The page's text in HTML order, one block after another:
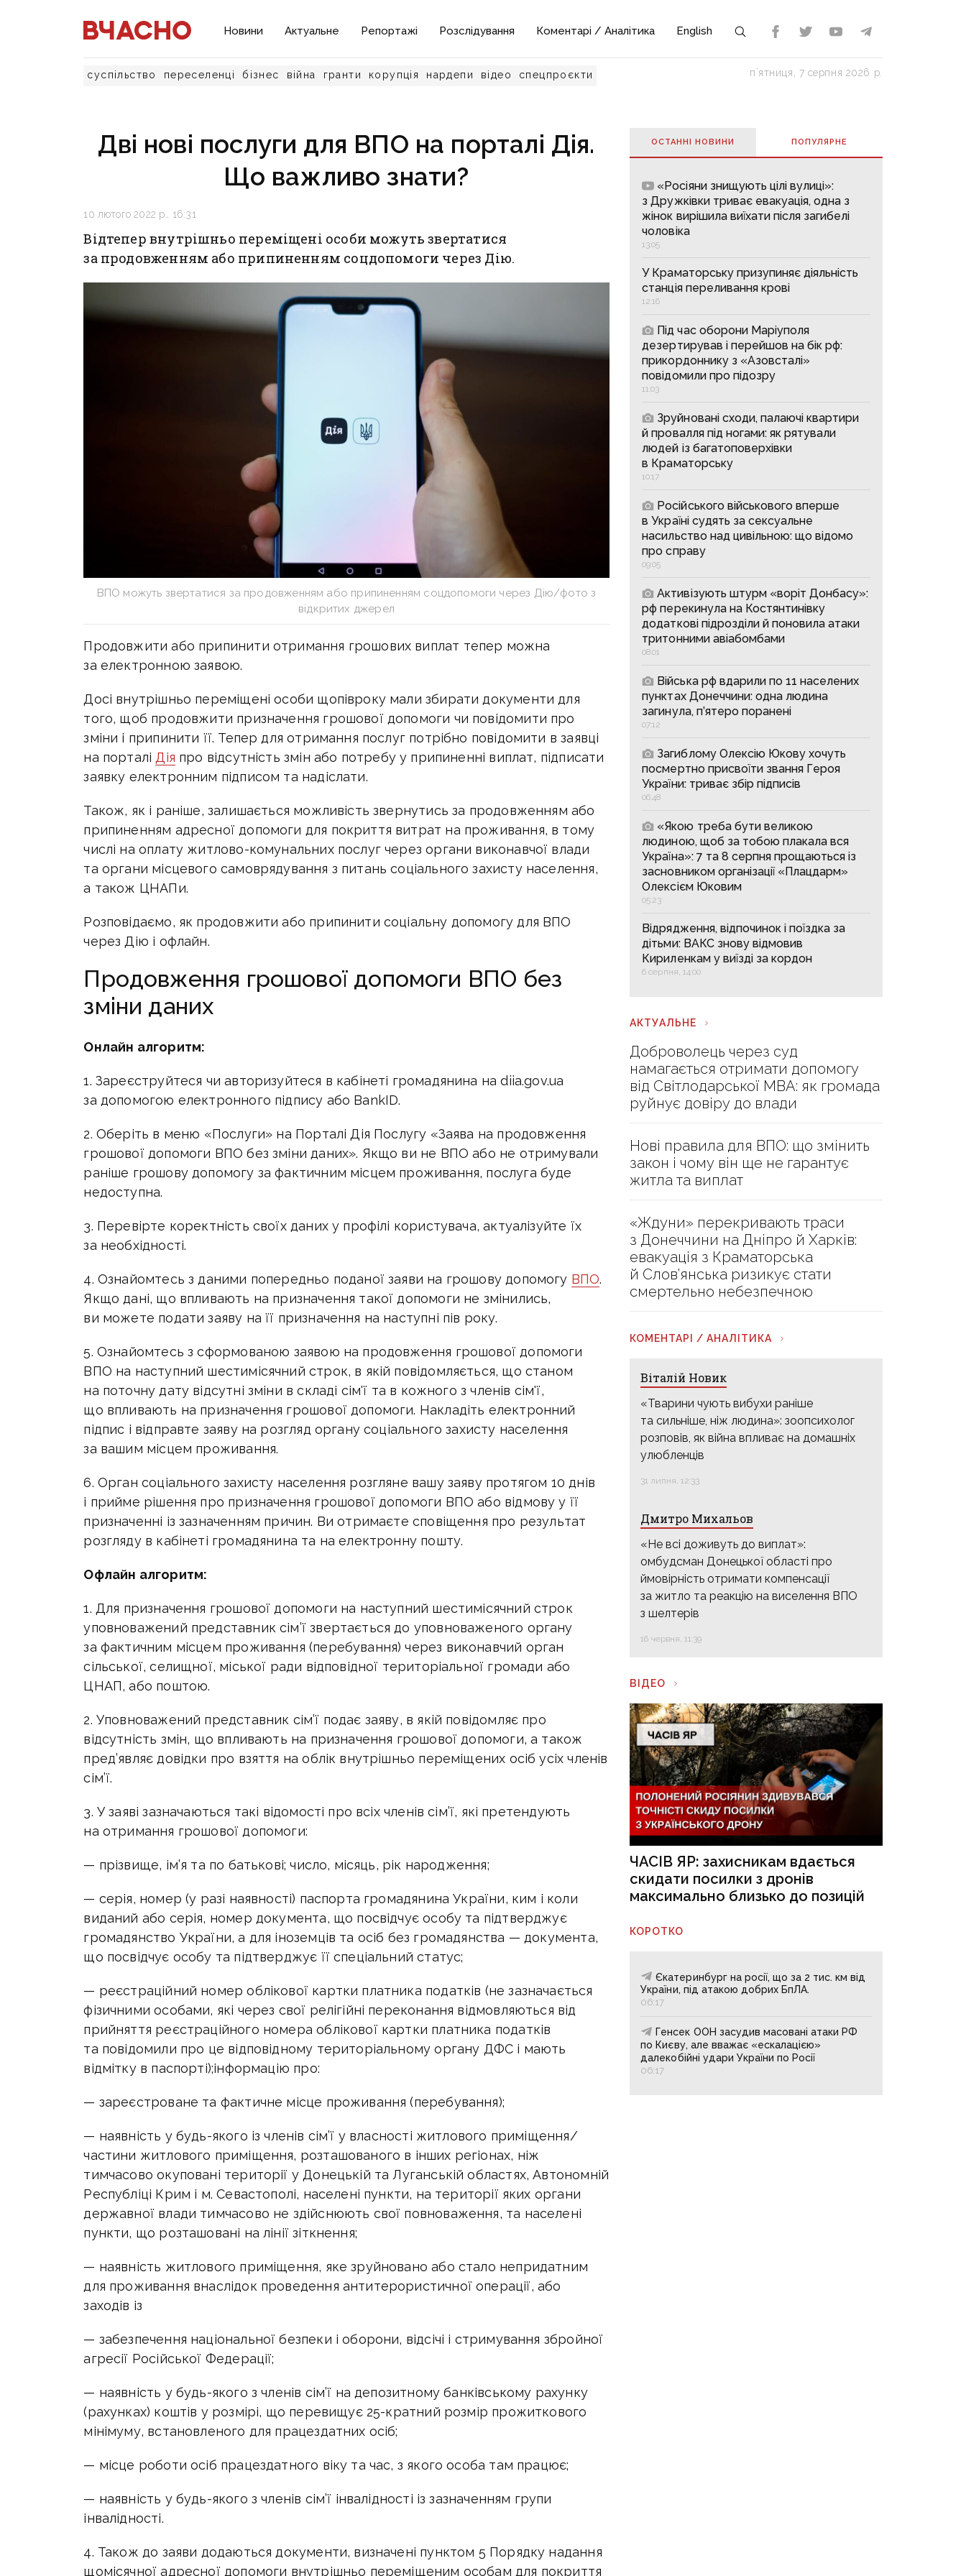
Новини Актуальне Репортажі Розслідування Коментарі / Аналітика English
суспільство переселенці бізнес війна гранти корупція нардепи відео спецпроєкти пʼятниця, 7 серпня 2026 р.
Дві нові послуги для ВПО на порталі Дія.
Що важливо знати?
10 лютого 2022 р., 16:31
Відтепер внутрішньо переміщені особи можуть звертатися
за продовженням або припиненням соцдопомоги через Дію.
ВПО можуть звертатися за продовженням або припиненням соцдопомоги через Дію/фото з
відкритих джерел
Продовжити або припинити отримання грошових виплат тепер можна
за електронною заявою.
Досі внутрішньо переміщені особи щопівроку мали збирати документи для
того, щоб продовжити призначення грошової допомоги чи повідомити про
зміни і припинити її. Тепер для отримання послуг потрібно повідомити в заявці
на порталіДія про відсутність змін або потребу у припиненні виплат, підписати
заявку електронним підписом та надіслати.
Також, як і раніше, залишається можливість звернутись за продовженням або
припиненням адресної допомоги для покриття витрат на проживання, в тому
числі на оплату житлово-комунальних послуг через органи виконавчої влади
та органи місцевого самоврядування з питань соціального захисту населення,
а також ЦНАПи.
Розповідаємо, як продовжити або припинити соціальну допомогу для ВПО
через Дію і офлайн.
Продовження грошової допомоги ВПО без
зміни даних
Онлайн алгоритм:
1. Зареєструйтеся чи авторизуйтеся в кабінеті громадянина на diia.gov.ua
за допомогою електронного підпису або BankID.
2. Оберіть в меню «Послуги» на Порталі Дія Послугу «Заява на продовження
грошової допомоги ВПО без зміни даних». Якщо ви не ВПО або не отримували
раніше грошову допомогу за фактичним місцем проживання, послуга буде
недоступна.
3. Перевірте коректність своїх даних у профілі користувача, актуалізуйте їх
за необхідності.
4. Ознайомтесь з даними попередньо поданої заяви на грошову допомогу ВПО.
Якщо дані, що впливають на призначення такої допомоги не змінились,
ви можете подати заяву на її призначення на наступні пів року.
5. Ознайомтесь з сформованою заявою на продовження грошової допомоги
ВПО на наступний шестимісячний строк, в якій повідомляється, що станом
на поточну дату відсутні зміни в складі сім'ї та в кожного з членів сім'ї,
що впливають на призначення грошової допомоги. Накладіть електронний
підпис і відправте заяву на розгляд органу соціального захисту населення
за вашим місцем проживання.
6. Орган соціального захисту населення розгляне вашу заяву протягом 10 днів
і прийме рішення про призначення грошової допомоги ВПО або відмову у її
призначенні із зазначенням причин. Ви отримаєте сповіщення про результат
розгляду в кабінеті громадянина та на електронну пошту.
Офлайн алгоритм:
1. Для призначення грошової допомоги на наступний шестимісячний строк
уповноважений представник сім’ї звертається до уповноваженого органу
за фактичним місцем проживання (перебування) через виконавчий орган
сільської, селищної, міської ради відповідної територіальної громади або
ЦНАП, або поштою.
2. Уповноважений представник сім’ї подає заяву, в якій повідомляє про
відсутність змін, що впливають на призначення грошової допомоги, а також
пред’являє довідки про взяття на облік внутрішньо переміщених осіб усіх членів
сім’ї.
3. У заяві зазначаються такі відомості про всіх членів сім’ї, які претендують
на отримання грошової допомоги:
— прізвище, ім’я та по батькові; число, місяць, рік народження;
— cерія, номер (у разі наявності) паспорта громадянина України, ким і коли
виданий або серія, номер документа, що посвідчує особу та підтверджує
громадянство України, а для іноземців та осіб без громадянства — документа,
що посвідчує особу та підтверджує її спеціальний статус;
— реєстраційний номер облікової картки платника податків (не зазначається
фізичними особами, які через свої релігійні переконання відмовляються від
прийняття реєстраційного номера облікової картки платника податків
та повідомили про це відповідному територіальному органу ДФС і мають
відмітку в паспорті);інформацію про:
— зареєстроване та фактичне місце проживання (перебування);
— наявність у будь-якого із членів сім’ї у власності житлового приміщення/
частини житлового приміщення, розташованого в інших регіонах, ніж
тимчасово окуповані території у Донецькій та Луганській областях, Автономній
Республіці Крим і м. Севастополі, населені пункти, на території яких органи
державної влади тимчасово не здійснюють свої повноваження, та населені
пункти, що розташовані на лінії зіткнення;
— наявність житлового приміщення, яке зруйновано або стало непридатним
для проживання внаслідок проведення антитерористичної операції, або
заходів із
— забезпечення національної безпеки і оборони, відсічі і стримування збройної
агресії Російської Федерації;
— наявність у будь-якого з членів сім’ї на депозитному банківському рахунку
(рахунках) коштів у розмірі, що перевищує 25-кратний розмір прожиткового
мінімуму, встановленого для працездатних осіб;
— місце роботи осіб працездатного віку та час, з якого особа там працює;
— наявність у будь-якого з членів сім’ї інвалідності із зазначенням групи
інвалідності.
4. Також до заяви додаються документи, визначені пунктом 5 Порядку надання
щомісячної адресної допомоги внутрішньо переміщеним особам для покриття
ОСТАННІ НОВИНИ ПОПУЛЯРНE
«Росіяни знищують цілі вулиці»:
з Дружківки триває евакуація, одна з
жінок вирішила виїхати після загибелі
чоловіка
13:05
У Краматорську призупиняє діяльність
станція переливання крові
12:16
Під час оборони Маріуполя
дезертирував і перейшов на бік рф:
прикордоннику з «Азовсталі»
повідомили про підозру
11:03
Зруйновані сходи, палаючі квартири
й провалля під ногами: як рятували
людей із багатоповерхівки
в Краматорську
10:17
Російського військового вперше
в Україні судять за сексуальне
насильство над цивільною: що відомо
про справу
09:05
Активізують штурм «воріт Донбасу»:
рф перекинула на Костянтинівку
додаткові підрозділи й поновила атаки
тритонними авіабомбами
08:01
Війська рф вдарили по 11 населених
пунктах Донеччини: одна людина
загинула, п’ятеро поранені
07:12
Загиблому Олексію Юкову хочуть
посмертно присвоїти звання Героя
України: триває збір підписів
06:48
«Якою треба бути великою
людиною, щоб за тобою плакала вся
Україна»: 7 та 8 серпня прощаються із
засновником організації «Плацдарм»
Олексієм Юковим
05:23
Відрядження, відпочинок і поїздка за
дітьми: ВАКС знову відмовив
Кириленкам у виїзді за кордон
6 серпня, 14:00
АКТУАЛЬНЕ
Доброволець через суд
намагається отримати допомогу
від Світлодарської МВА: як громада
руйнує довіру до влади
Нові правила для ВПО: що змінить
закон і чому він ще не гарантує
житла та виплат
«Ждуни» перекривають траси
з Донеччини на Дніпро й Харків:
евакуація з Краматорська
й Слов’янська ризикує стати
смертельно небезпечною
КОМЕНТАРІ / АНАЛІТИКА
Віталій Новик
«Тварини чують вибухи раніше
та сильніше, ніж людина»: зоопсихолог
розповів, як війна впливає на домашніх
улюбленців
31 липня, 12:33
Дмитро Михальов
«Не всі доживуть до виплат»:
омбудсман Донецької області про
ймовірність отримати компенсації
за житло та реакцію на виселення ВПО
з шелтерів
16 червня, 11:39
ВІДЕО
ЧАСІВ ЯР: захисникам вдається
скидати посилки з дронів
максимально близько до позицій
КОРОТКО
Єкатеринбург на росії, що за 2 тис. км від
України, під атакою добрих БпЛА.
06:17
Генсек ООН засудив масовані атаки РФ
по Києву, але вважає «ескалацією»
далекобійні удари України по Росії
06:17